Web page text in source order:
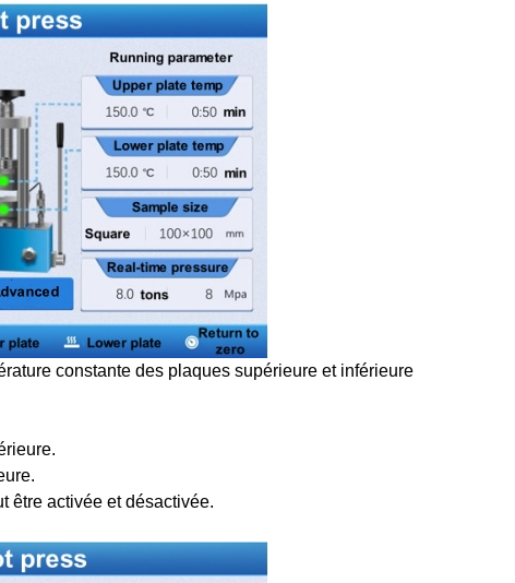
constante des plaques supérieure et inférieure
être activée et désactivée.